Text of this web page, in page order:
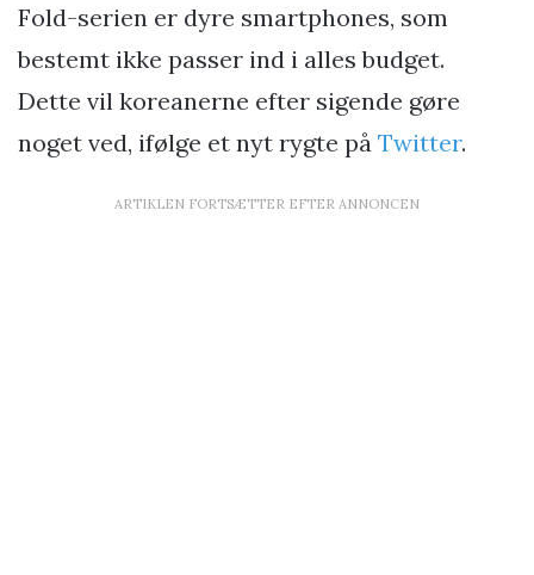
Fold-serien er dyre smartphones, som
bestemt ikke passer ind i alles budget.
Dette vil koreanerne efter sigende gøre
noget ved, ifølge et nyt rygte på Twitter.
ARTIKLEN FORTSÆTTER EFTER ANNONCEN